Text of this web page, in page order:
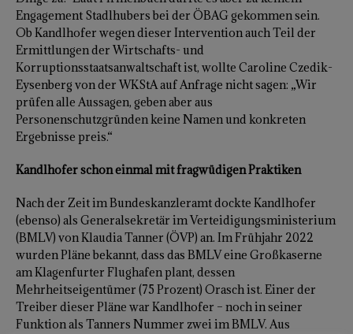
Engagement Stadlhubers bei der ÖBAG gekommen sein.
Ob Kandlhofer wegen dieser Intervention auch Teil der
Ermittlungen der Wirtschafts- und
Korruptionsstaatsanwaltschaft ist, wollte Caroline Czedik-
Eysenberg von der WKStA auf Anfrage nicht sagen: „Wir
prüfen alle Aussagen, geben aber aus
Personenschutzgründen keine Namen und konkreten
Ergebnisse preis.“
Kandlhofer schon einmal mit fragwüdigen Praktiken
Nach der Zeit im Bundeskanzleramt dockte Kandlhofer
(ebenso) als Generalsekretär im Verteidigungsministerium
(BMLV) von Klaudia Tanner (ÖVP) an. Im Frühjahr 2022
wurden Pläne bekannt, dass das BMLV eine Großkaserne
am Klagenfurter Flughafen plant, dessen
Mehrheitseigentümer (75 Prozent) Orasch ist. Einer der
Treiber dieser Pläne war Kandlhofer – noch in seiner
Funktion als Tanners Nummer zwei im BMLV. Aus